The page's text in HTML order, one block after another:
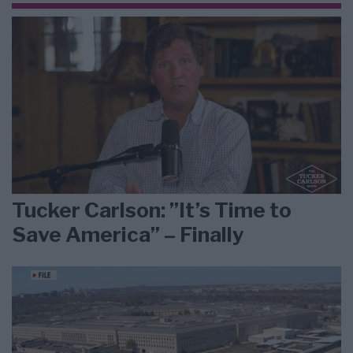
Tucker Carlson: ”It’s Time to
Save America” – Finally